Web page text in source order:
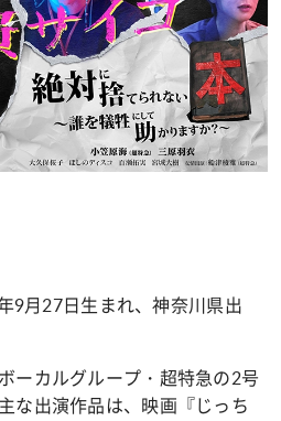
9月27日生まれ、神奈川県出
ーカルグループ・超特急の2号
な出演作品は、映画『じっち